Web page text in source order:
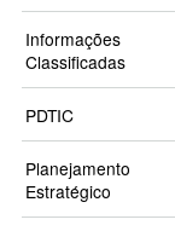
Informações
Classificadas
PDTIC
Planejamento
Estratégico